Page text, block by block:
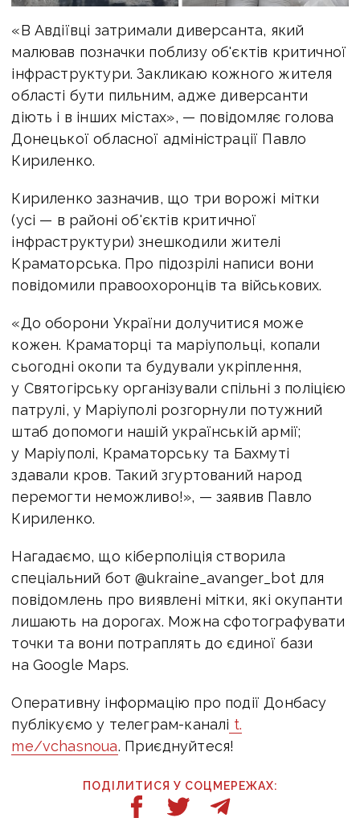
«В Авдіївці затримали диверсанта, який
малював позначки поблизу об'єктів критичної
інфраструктури. Закликаю кожного жителя
області бути пильним, адже диверсанти
діють і в інших містах», — повідомляє голова
Донецької обласної адміністрації Павло
Кириленко.
Кириленко зазначив, що три ворожі мітки
(усі — в районі об'єктів критичної
інфраструктури) знешкодили жителі
Краматорська. Про підозрілі написи вони
повідомили правоохоронців та військових.
«До оборони України долучитися може
кожен. Краматорці та маріупольці, копали
сьогодні окопи та будували укріплення,
у Святогірську організували спільні з поліцією
патрулі, у Маріуполі розгорнули потужний
штаб допомоги нашій українській армії;
у Маріуполі, Краматорську та Бахмуті
здавали кров. Такий згуртований народ
перемогти неможливо!», — заявив Павло
Кириленко.
Нагадаємо, що кіберполіція створила
спеціальний бот @ukraine_avanger_bot для
повідомлень про виявлені мітки, які окупанти
лишають на дорогах. Можна сфотографувати
точки та вони потраплять до єдиної бази
на Google Maps.
Оперативну інформацію про події Донбасу
публікуємо у телеграм-каналі t.
me/vchasnoua. Приєднуйтеся!
ПОДІЛИТИСЯ У СОЦМЕРЕЖАХ: